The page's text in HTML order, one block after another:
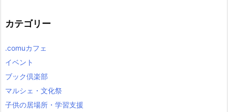
カテゴリー
.comuカフェ
イベント
ブック倶楽部
マルシェ・文化祭
子供の居場所・学習支援